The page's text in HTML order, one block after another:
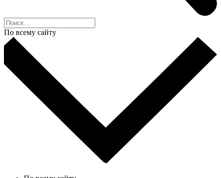
По всему сайту